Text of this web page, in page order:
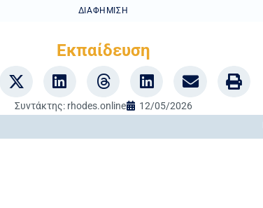
ΔΙΑΦΉΜΙΣΗ
Εκπαίδευση
Συντάκτης:rhodes.online 12/05/2026